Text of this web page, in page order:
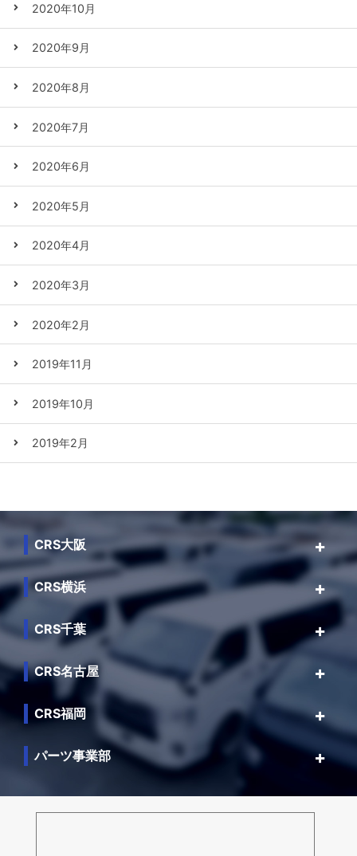
2020年10月
2020年9月
2020年8月
2020年7月
2020年6月
2020年5月
2020年4月
2020年3月
2020年2月
2019年11月
2019年10月
2019年2月
CRS大阪
CRS横浜
CRS千葉
CRS名古屋
CRS福岡
パーツ事業部